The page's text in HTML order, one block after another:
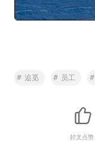
# 追觅 # 员工 #
好文点赞